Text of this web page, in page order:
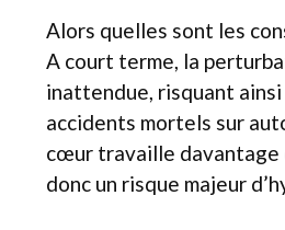
Alors quelles sont les
A court terme, la
inattendue, risquant
accidents mortels sur
cœur travaille davantage
donc un risque majeur